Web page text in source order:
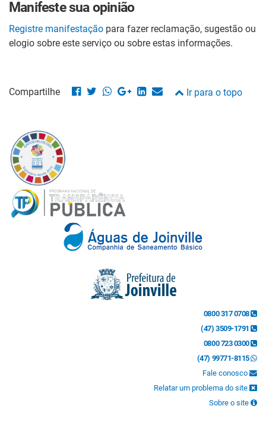
Manifeste sua opinião
Registre manifestação para fazer reclamação, sugestão ou
elogio sobre este serviço ou sobre estas informações.
Compartilhe Ir para o topo
0800 317 0708
(47) 3509-1791
0800 723 0300
(47) 99771-8115
Fale conosco
Relatar um problema do site
Sobre o site